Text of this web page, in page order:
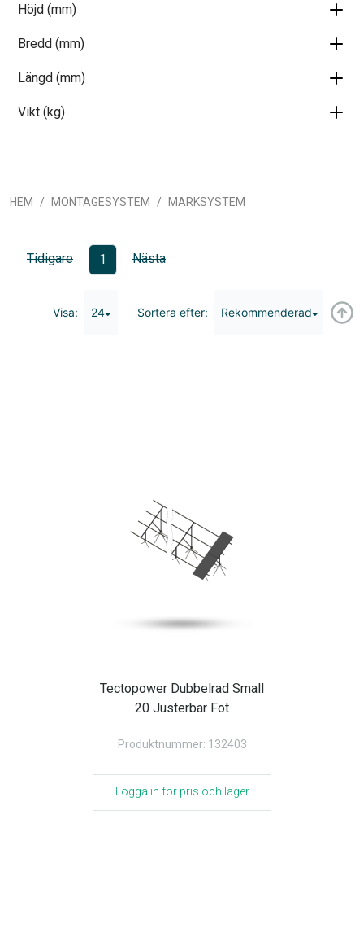
Höjd (mm)
Bredd (mm)
Längd (mm)
Vikt (kg)
HEM MONTAGESYSTEM MARKSYSTEM
Tidigare 1 Nästa
Visa: 24 Sortera efter: Rekommenderad
Tectopower Dubbelrad Small
20 Justerbar Fot
Produktnummer: 132403
Logga in för pris och lager